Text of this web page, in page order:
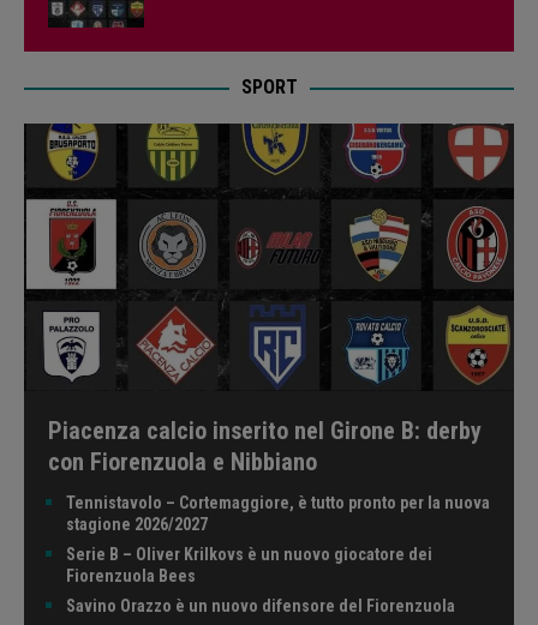
SPORT
Piacenza calcio inserito nel Girone B: derby
con Fiorenzuola e Nibbiano
Tennistavolo – Cortemaggiore, è tutto pronto per la nuova
stagione 2026/2027
Serie B – Oliver Krilkovs è un nuovo giocatore dei
Fiorenzuola Bees
Savino Orazzo è un nuovo difensore del Fiorenzuola